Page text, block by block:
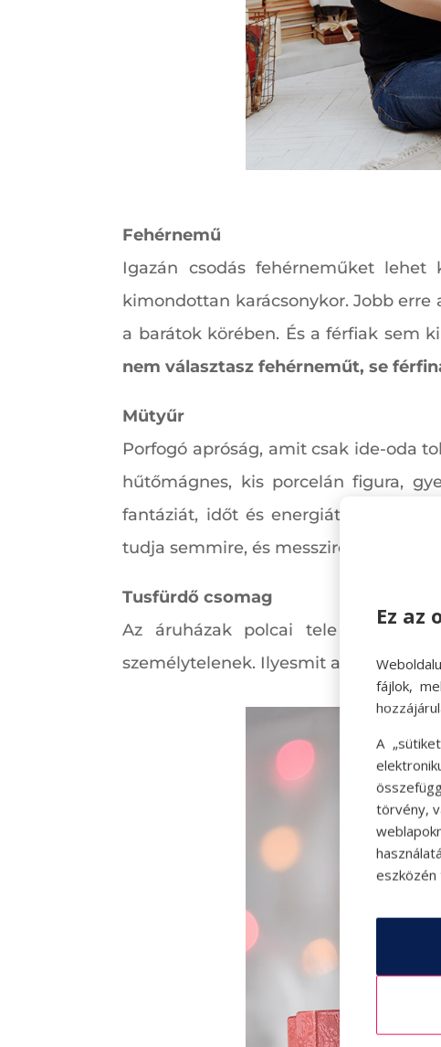
Fehérnemű
Igazán csodás fehérneműket
kimondottan karácsonykor. Jobb
a barátok körében. És a férfiak sem
nem választasz fehérneműt, se
Mütyűr
Porfogó apróság, amit csak ide-oda
hűtőmágnes, kis porcelán figura,
fantáziát, időt és energiát nem
tudja semmire, és messziről jelzi,
Tusfürdő csomag
Az áruházak polcai tele vannak
személytelenek. Ilyesmit a távoli
Ez az
fájlok,
A
törvény,
eszközén